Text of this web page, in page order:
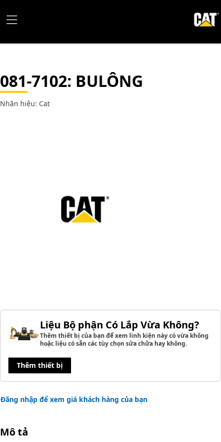
081-7102: BULÔNG
Nhãn hiệu: Cat
Liệu Bộ phận Có Lắp Vừa Không?
Thêm thiết bị của bạn để xem linh kiện này có vừa không
hoặc liệu có sẵn các tùy chọn sửa chữa hay không.
Thêm thiết bị
Đăng nhập để xem giá khách hàng của bạn
Mô tả